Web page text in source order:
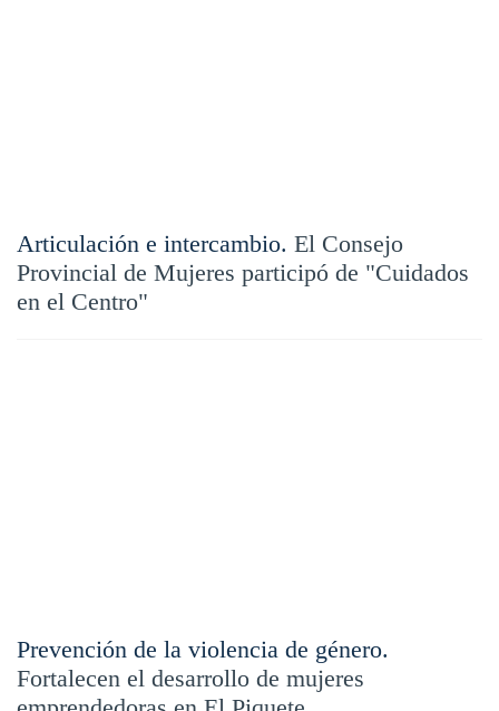
Articulación e intercambio. El Consejo
Provincial de Mujeres participó de "Cuidados
en el Centro"
Prevención de la violencia de género.
Fortalecen el desarrollo de mujeres